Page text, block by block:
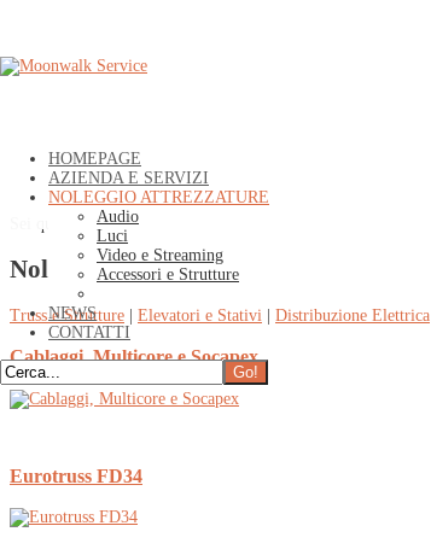
HOMEPAGE
AZIENDA E SERVIZI
NOLEGGIO ATTREZZATURE
Audio
Luci
Video e Streaming
Accessori e Strutture
NEWS
CONTATTI
Home»NOLEGGIO ATTREZZATURE
Noleggio Strutture e Accessori
Truss e Strutture Elevatori e Stativi Distribuzione Elettrica
Cablaggi, Multicore e Socapex
Eurotruss FD34